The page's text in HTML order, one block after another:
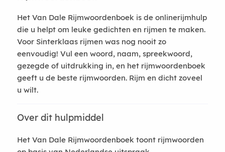
Het Van Dale Rijmwoordenboek is de onlinerijmhulp
die u helpt om leuke gedichten en rijmen te maken.
Voor Sinterklaas rijmen was nog nooit zo
eenvoudig! Vul een woord, naam, spreekwoord,
gezegde of uitdrukking in, en het rijmwoordenboek
geeft u de beste rijmwoorden. Rijm en dicht zoveel
u wilt.
Over dit hulpmiddel
Het Van Dale Rijmwoordenboek toont rijmwoorden